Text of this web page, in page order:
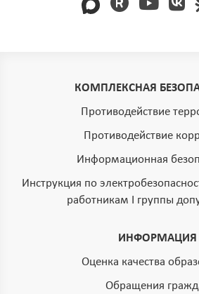
КОМПЛЕКСНАЯ
Противодействие
Противодействие
Информационная
Инструкция по
работникам I группы
ИНФОРМАЦИЯ
Оценка качества
Обращения